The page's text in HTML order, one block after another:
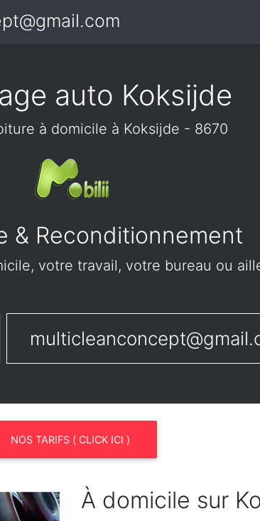
auto Koksijde
à domicile à Koksijde - 8670
& Reconditionnement
votre travail, votre bureau ou
NOS TARIFS ( CLICK ICI )
À domicile sur